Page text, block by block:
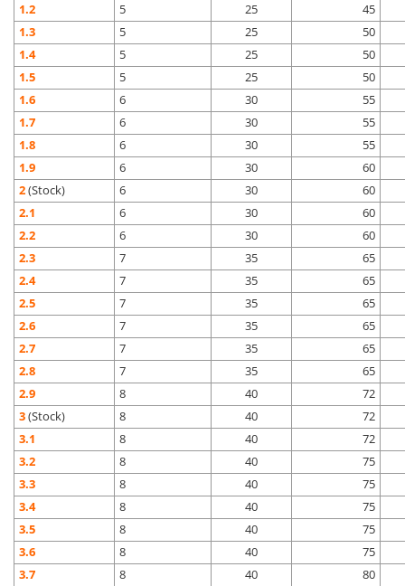
1.2
5 25
45
1.3
5 25
50
1.4
5 25
50
1.5
5 25
50
1.6
6 30
55
1.7
6 30
55
1.8
6 30
55
1.9
6 30
60
2(Stock) 6 30
60
2.1
6 30
60
2.2
6 30
60
2.3
7 35
65
2.4
7 35
65
2.5
7 35
65
2.6
7 35
65
2.7
7 35
65
2.8
7 35
65
2.9
8 40
72
3(Stock) 8 40
72
3.1
8 40
72
3.2
8 40
75
3.3
8 40
75
3.4
8 40
75
3.5
8 40
75
3.6
8 40
75
3.7
8 40 80